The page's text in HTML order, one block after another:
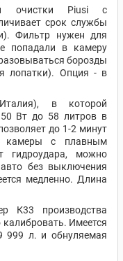
очистки Piusi с
срок службы
Фильтр нужен для
попадали в камеру
борозды
лопатки). Опция - в
в которой
Вт до 58 литров в
до 1-2 минут
камеры с плавным
гидроудара, можно
без выключения
медленно. Длина
К33 производства
Имеется
999 л. и обнуляемая